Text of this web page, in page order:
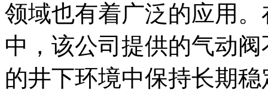
领域也有着广泛的应用
中，该公司提供的气动
的井下环境中保持长期